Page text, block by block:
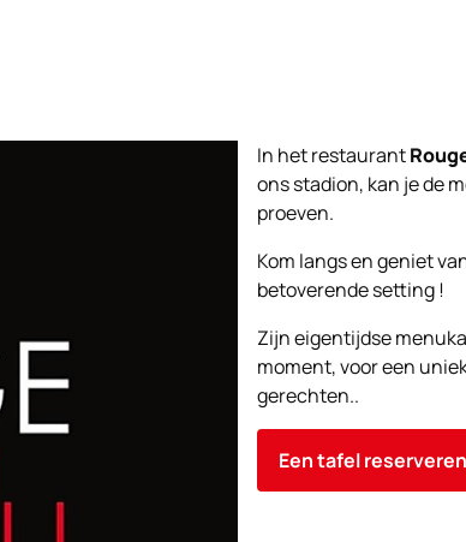
In het restaurant
ons stadion, kan je de
proeven.
Kom langs en geniet
betoverende setting !
Zijn eigentijdse
moment, voor een
gerechten..
Een tafel reserveren